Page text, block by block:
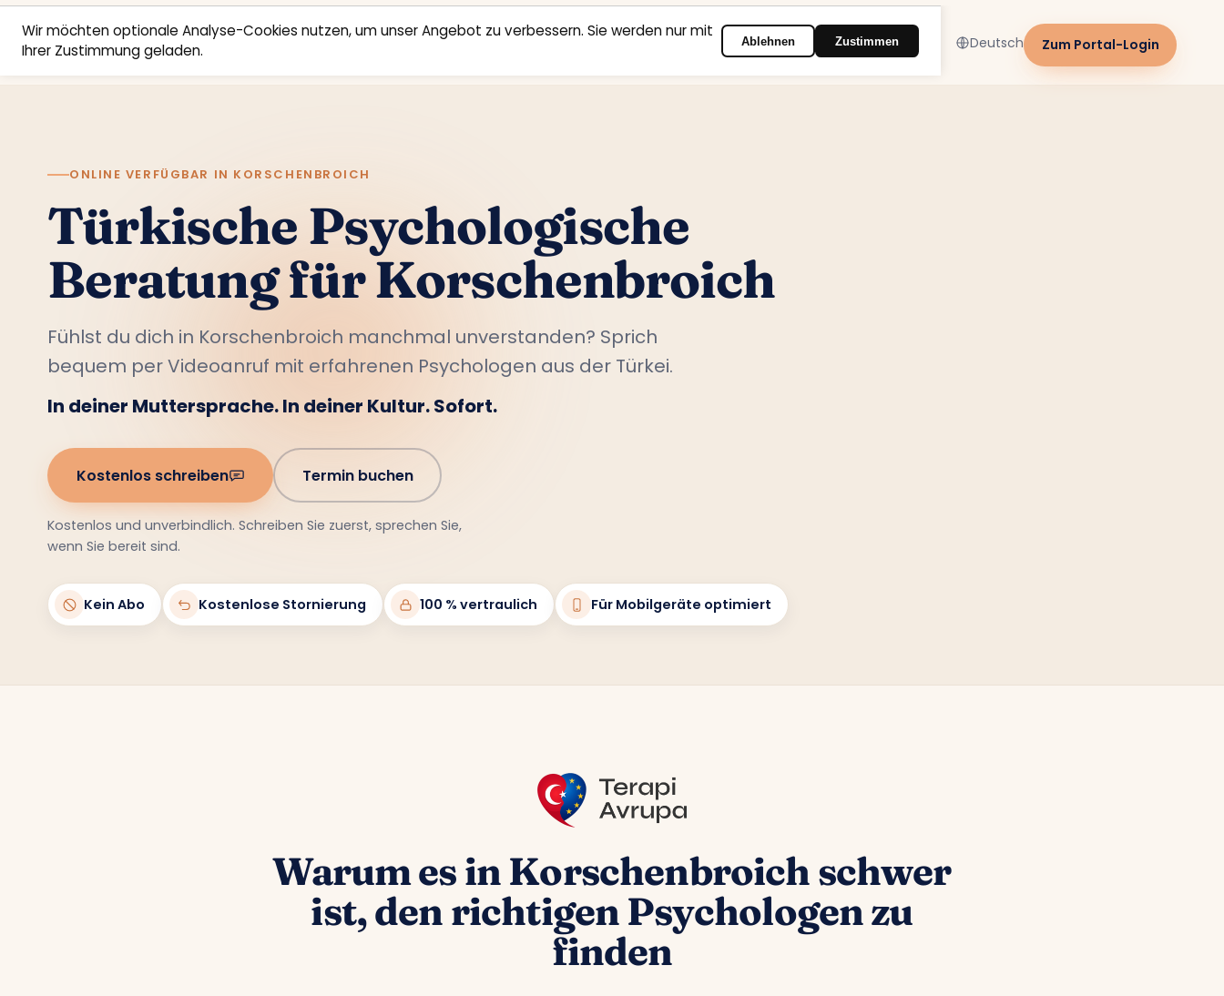
Kontakt Deutsch Zum Portal-Login
ONLINE VERFÜGBAR IN KORSCHENBROICH
Türkische Psychologische
Beratung für Korschenbroich
Fühlst du dich in Korschenbroich manchmal unverstanden? Sprich
bequem per Videoanruf mit erfahrenen Psychologen aus der Türkei.
In deiner Muttersprache. In deiner Kultur. Sofort.
Kostenlos schreiben Termin buchen
Kostenlos und unverbindlich. Schreiben Sie zuerst, sprechen Sie,
wenn Sie bereit sind.
Kein Abo Kostenlose Stornierung 100 % vertraulich Für Mobilgeräte optimiert
Warum es in Korschenbroich schwer
ist, den richtigen Psychologen zu
finden
Wir möchten optionale Analyse-Cookies nutzen, um unser Angebot zu verbessern. Sie werden nur mit
Ihrer Zustimmung geladen.
Ablehnen Zustimmen